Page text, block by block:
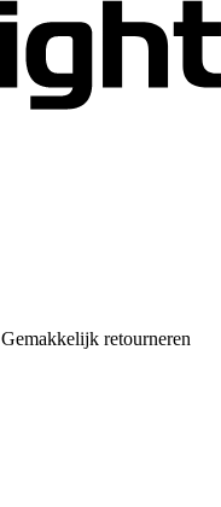
Gemakkelijk retourneren